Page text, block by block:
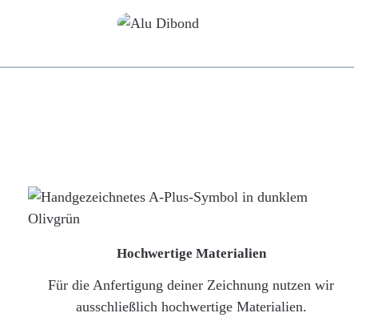
Hochwertige Materialien
Für die Anfertigung deiner Zeichnung nutzen wir
ausschließlich hochwertige Materialien.